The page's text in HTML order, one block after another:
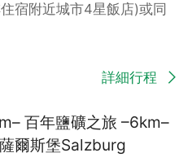
宿附近城市4星飯店)或同
詳細行程
百年鹽礦之旅 –6km–
爾斯堡Salzburg